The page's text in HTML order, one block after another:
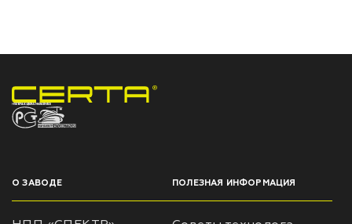
НПП «СПЕКТР» ЗАВОД ЛАКОКРАСОЧНЫХ МАТЕРИАЛОВ
О ЗАВОДЕ ПОЛЕЗНАЯ ИНФОРМАЦИЯ